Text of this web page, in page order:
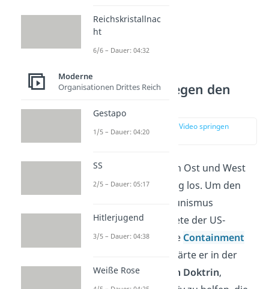
Maßnahmen gegen den
zur Stelle im Video springen
(01:57)
Der Konflikt zwischen Ost und West
ging dann 1947 richtig los. Um den
sowjetischen Kommunismus
einzudämmen, ordnete der US-
Präsident Truman die Containment
an. Dabei erklärte er in der
sogenannten
Truman Doktrin,
Reichskristallnac
ht
6/6 – Dauer: 04:32
Moderne
Organisationen Drittes Reich
Gestapo
1/5 – Dauer: 04:20
SS
2/5 – Dauer: 05:17
Hitlerjugend
3/5 – Dauer: 04:38
Weiße Rose